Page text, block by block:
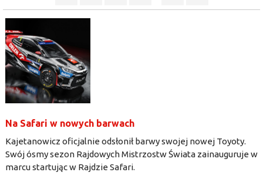
Na Safari w nowych barwach
Kajetanowicz oficjalnie odsłonił barwy swojej nowej Toyoty.
Swój ósmy sezon Rajdowych Mistrzostw Świata zainauguruje w
marcu startując w Rajdzie Safari.